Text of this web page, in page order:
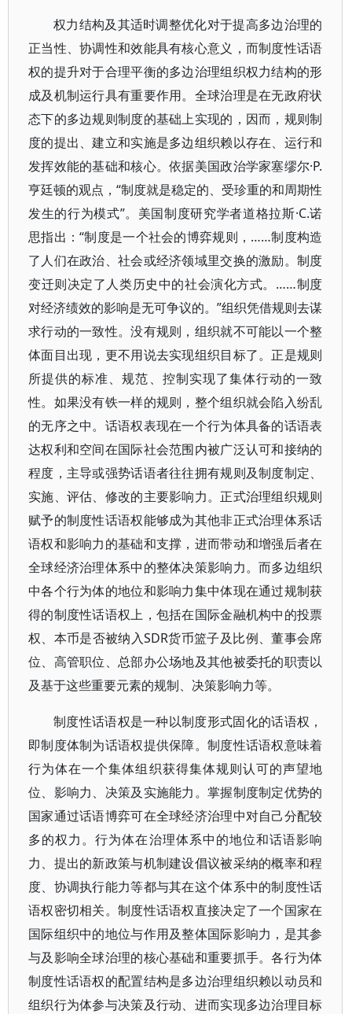
权力结构及其适时调整优化对于提高多边治理的
正当性、协调性和效能具有核心意义，而制度性话语
权的提升对于合理平衡的多边治理组织权力结构的形
成及机制运行具有重要作用。全球治理是在无政府状
态下的多边规则制度的基础上实现的，因而，规则制
度的提出、建立和实施是多边组织赖以存在、运行和
发挥效能的基础和核心。依据美国政治学家塞缪尔·P.
亨廷顿的观点，“制度就是稳定的、受珍重的和周期性
发生的行为模式”。美国制度研究学者道格拉斯·C.诺
思指出：“制度是一个社会的博弈规则，……制度构造
了人们在政治、社会或经济领域里交换的激励。制度
变迁则决定了人类历史中的社会演化方式。……制度
对经济绩效的影响是无可争议的。”组织凭借规则去谋
求行动的一致性。没有规则，组织就不可能以一个整
体面目出现，更不用说去实现组织目标了。正是规则
所提供的标准、规范、控制实现了集体行动的一致
性。如果没有铁一样的规则，整个组织就会陷入纷乱
的无序之中。话语权表现在一个行为体具备的话语表
达权利和空间在国际社会范围内被广泛认可和接纳的
程度，主导或强势话语者往往拥有规则及制度制定、
实施、评估、修改的主要影响力。正式治理组织规则
赋予的制度性话语权能够成为其他非正式治理体系话
语权和影响力的基础和支撑，进而带动和增强后者在
全球经济治理体系中的整体决策影响力。而多边组织
中各个行为体的地位和影响力集中体现在通过规制获
得的制度性话语权上，包括在国际金融机构中的投票
权、本币是否被纳入SDR货币篮子及比例、董事会席
位、高管职位、总部办公场地及其他被委托的职责以
及基于这些重要元素的规制、决策影响力等。
制度性话语权是一种以制度形式固化的话语权，
即制度体制为话语权提供保障。制度性话语权意味着
行为体在一个集体组织获得集体规则认可的声望地
位、影响力、决策及实施能力。掌握制度制定优势的
国家通过话语博弈可在全球经济治理中对自己分配较
多的权力。行为体在治理体系中的地位和话语影响
力、提出的新政策与机制建设倡议被采纳的概率和程
度、协调执行能力等都与其在这个体系中的制度性话
语权密切相关。制度性话语权直接决定了一个国家在
国际组织中的地位与作用及整体国际影响力，是其参
与及影响全球治理的核心基础和重要抓手。各行为体
制度性话语权的配置结构是多边治理组织赖以动员和
组织行为体参与决策及行动、进而实现多边治理目标